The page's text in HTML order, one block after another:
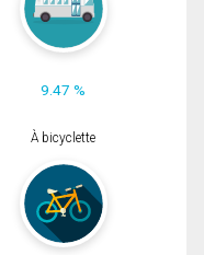
9.47 %
À bicyclette